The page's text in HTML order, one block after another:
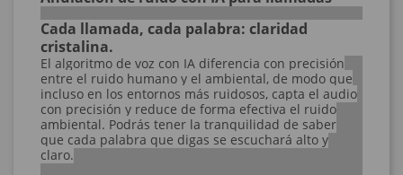
Cada llamada, cada palabra: claridad
cristalina.
El algoritmo de voz con IA diferencia con precisión
entre el ruido humano y el ambiental, de modo que
incluso en los entornos más ruidosos, capta el audio
con precisión y reduce de forma efectiva el ruido
ambiental. Podrás tener la tranquilidad de saber
que cada palabra que digas se escuchará alto y
claro.